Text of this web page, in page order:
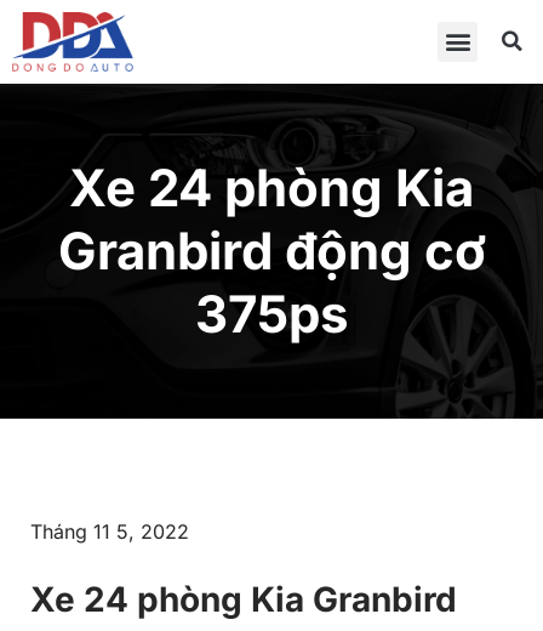
Xe 24 phòng Kia
Granbird động cơ
375ps
Tháng 11 5, 2022
Xe 24 phòng Kia Granbird